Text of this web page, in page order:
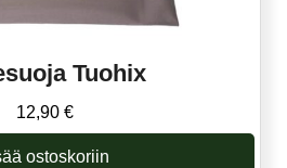
Tuohix
12,90 €
ostoskoriin